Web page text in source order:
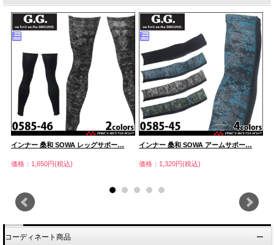
インナー 桑和 SOWA レッグサポー…
価格：1,650円(税込)
インナー 桑和 SOWA アームサポー…
価格：1,320円(税込)
コーディネート商品